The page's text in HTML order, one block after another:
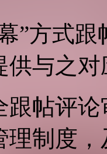
”方式
供与之
跟帖评
理制度